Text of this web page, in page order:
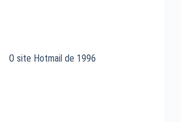
O site Hotmail de 1996